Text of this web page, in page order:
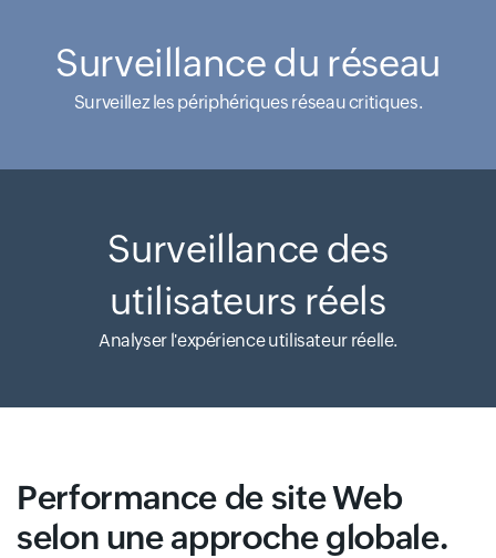
Surveillance du réseau
Surveillez les périphériques réseau critiques.
Surveillance des
utilisateurs réels
Analyser l'expérience utilisateur réelle.
Performance de site Web
selon une approche globale.